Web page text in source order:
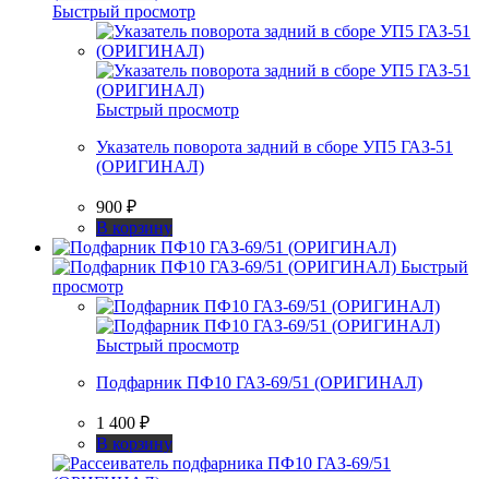
Быстрый просмотр
Быстрый просмотр
Указатель поворота задний в сборе УП5 ГАЗ-51
(ОРИГИНАЛ)
900 ₽
В корзину
Быстрый
просмотр
Быстрый просмотр
Подфарник ПФ10 ГАЗ-69/51 (ОРИГИНАЛ)
1 400 ₽
В корзину